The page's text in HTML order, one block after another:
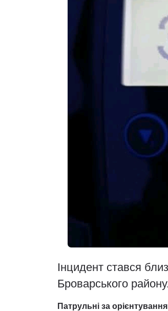
Інцидент стався
Броварського
Патрульні за